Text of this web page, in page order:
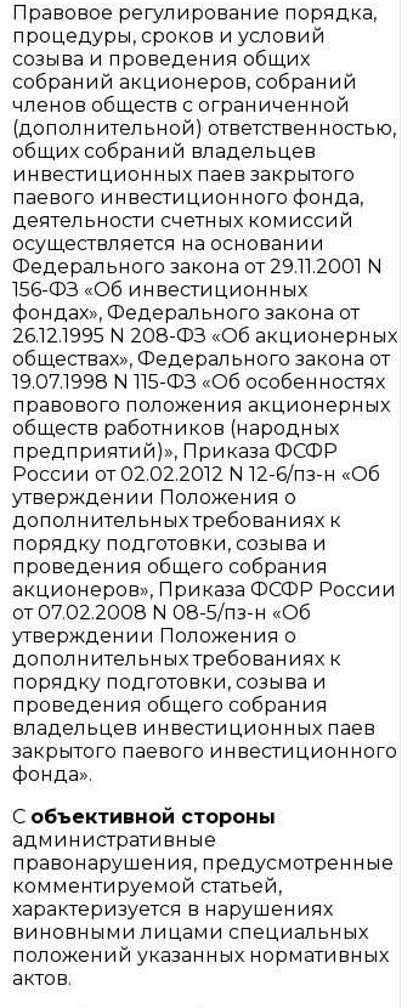
Правовое регулирование порядка,
процедуры, сроков и условий
созыва и проведения общих
собраний акционеров, собраний
членов обществ с ограниченной
(дополнительной) ответственностью,
общих собраний владельцев
инвестиционных паев закрытого
паевого инвестиционного фонда,
деятельности счетных комиссий
осуществляется на основании
Федерального закона от 29.11.2001 N
156-ФЗ «Об инвестиционных
фондах», Федерального закона от
26.12.1995 N 208-ФЗ «Об акционерных
обществах», Федерального закона от
19.07.1998 N 115-ФЗ «Об особенностях
правового положения акционерных
обществ работников (народных
предприятий)», Приказа ФСФР
России от 02.02.2012 N 12-6/пз-н «Об
утверждении Положения о
дополнительных требованиях к
порядку подготовки, созыва и
проведения общего собрания
акционеров», Приказа ФСФР России
от 07.02.2008 N 08-5/пз-н «Об
утверждении Положения о
дополнительных требованиях к
порядку подготовки, созыва и
проведения общего собрания
владельцев инвестиционных паев
закрытого паевого инвестиционного
фонда».
С объективной стороны
административные
правонарушения, предусмотренные
комментируемой статьей,
характеризуется в нарушениях
виновными лицами специальных
положений указанных нормативных
актов.